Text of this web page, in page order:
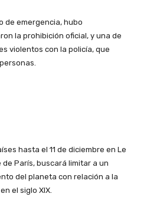
de emergencia, hubo
la prohibición oficial, y una de
violentos con la policía, que
hasta el 11 de diciembre en Le
París, buscará limitar a un
del planeta con relación a la
el siglo XIX.